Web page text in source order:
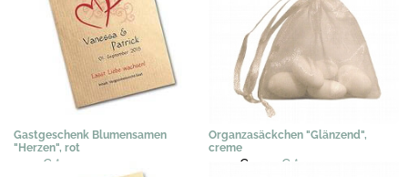
Gastgeschenk Blumensamen
"Herzen", rot
3,07 € *
Organzasäckchen "Glänzend",
creme
0,40 € 0,29 € *